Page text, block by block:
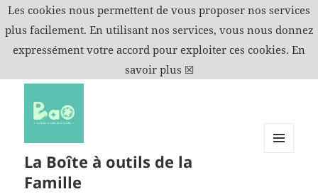
La Boîte à outils de la
Famille
Les cookies nous permettent de vous proposer nos services
plus facilement. En utilisant nos services, vous nous donnez
expressément votre accord pour exploiter ces cookies. En
savoir plus ☒